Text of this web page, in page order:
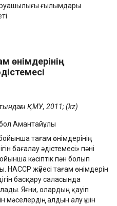
ғылымдары
өнімдерінің
ҚМУ, 2011; (kz)
Амантайұлы
тағам өнімдерінің
бағалау әдістемесі» пәні
кәсіптік пән болып
НАССР жүйесі тағам өнімдерін
басқару саласында
Яғни, олардың қауіп
мәселердің алдын алу үшін